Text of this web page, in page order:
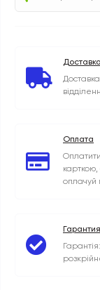
Доставка
Оплата
карткою,
оплачуй
Гарантия